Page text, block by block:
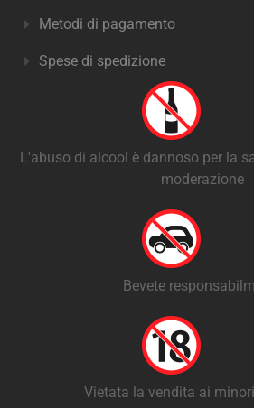
Metodi di pagamento
Spese di spedizione
L'abuso di alcool è dannoso per la
moderazione
Bevete
Vietata la vendita ai